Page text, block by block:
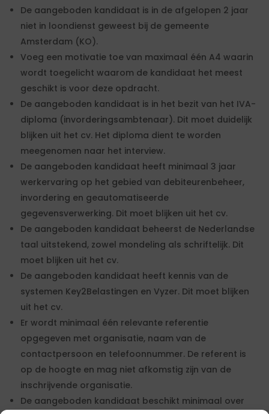
De aangeboden kandidaat is in de afgelopen 2 jaar
niet in loondienst geweest bij de gemeente
Amsterdam (KO).
Voeg een motivatie toe van maximaal één A4 waarin
wordt toegelicht waarom de kandidaat het meest
geschikt is voor deze opdracht.
De aangeboden kandidaat is in het bezit van het IVA-
diploma (invorderingsambtenaar). Dit moet duidelijk
blijken uit het cv. Het diploma dient te worden
meegenomen naar het interview.
De aangeboden kandidaat heeft minimaal 3 jaar
werkervaring op het gebied van debiteurenbeheer,
invordering en geautomatiseerde
gegevensverwerking. Dit moet blijken uit het cv.
De aangeboden kandidaat beheerst de Nederlandse
taal uitstekend, zowel mondeling als schriftelijk. Dit
moet blijken uit het cv.
De aangeboden kandidaat heeft kennis van de
systemen Key2Belastingen en Vyzer. Dit moet blijken
uit het cv.
Er wordt minimaal één relevante referentie
opgegeven met organisatie, naam van de
contactpersoon en telefoonnummer. De referent is
op de hoogte en mag niet afkomstig zijn van de
inschrijvende organisatie.
De aangeboden kandidaat beschikt minimaal over